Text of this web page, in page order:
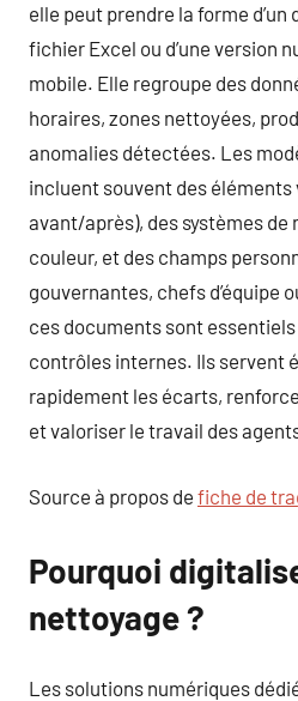
elle peut prendre la forme d’un
fichier Excel ou d’une version
mobile. Elle regroupe des
horaires, zones nettoyées,
anomalies détectées. Les
incluent souvent des éléments
avant/après), des systèmes de
couleur, et des champs
gouvernantes, chefs d’équipe
ces documents sont
contrôles internes. Ils servent
rapidement les écarts,
et valoriser le travail des
Source à propos de fiche de
Pourquoi
nettoyage ?
Les solutions numériques